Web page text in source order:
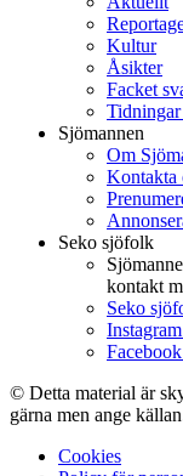
Kultur
Åsikter
Facket
Sjömannen
Om
Kontakta
Seko sjöfolk
kontakt
Seko
© Detta material är
gärna men ange
Cookies